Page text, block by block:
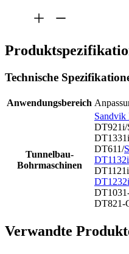
Technische
Anwendungsbereich
Tunnelbau-
Bohrmaschinen
Sandvik
DT921i/
DT611/
DT1132i
DT1232i
DT821-
Verwandte